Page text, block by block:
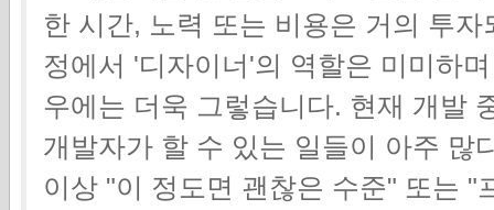
한 시간, 노력 또는 비용은 거의 투
정에서 '디자이너'의 역할은 미미하
우에는 더욱 그렇습니다. 현재 개발
개발자가 할 수 있는 일들이 아주 많
이상 "이 정도면 괜찮은 수준" 또는